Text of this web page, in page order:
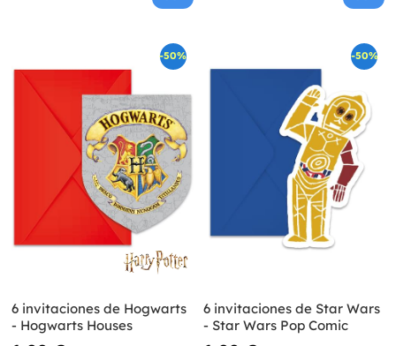
-50%
6 invitaciones de Hogwarts
- Hogwarts Houses
-50%
6 invitaciones de Star Wars
- Star Wars Pop Comic